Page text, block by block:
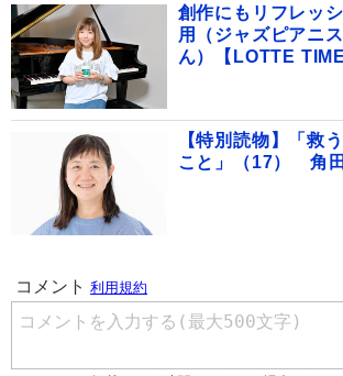
創作にもリフレッ
用（ジャズピアニ
ん）【LOTTE
【特別読物】「救
こと」（17） 角